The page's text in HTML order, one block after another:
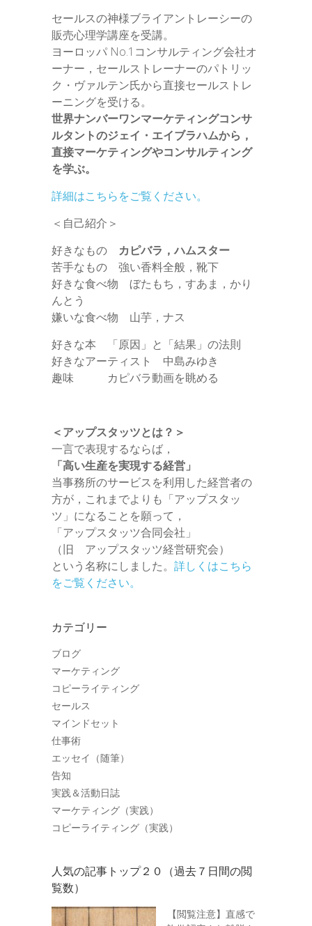
セールスの神様ブライアントレーシーの
販売心理学講座を受講。
ヨーロッパ No.1コンサルティング会社オ
ーナー，セールストレーナーのパトリッ
ク・ヴァルテン氏から直接セールストレ
ーニングを受ける。
世界ナンバーワンマーケティングコンサ
ルタントのジェイ・エイブラハムから，
直接マーケティングやコンサルティング
を学ぶ。
詳細はこちらをご覧ください。
＜自己紹介＞
好きなもの カピバラ，ハムスター
苦手なもの 強い香料全般，靴下
好きな食べ物 ぼたもち，すあま，かり
んとう
嫌いな食べ物 山芋，ナス
好きな本 「原因」と「結果」の法則
好きなアーティスト 中島みゆき
趣味 カピバラ動画を眺める
＜アップスタッツとは？＞
一言で表現するならば，
「高い生産を実現する経営」
当事務所のサービスを利用した経営者の
方が，これまでよりも「アップスタッ
ツ」になることを願って，
「アップスタッツ合同会社」
（旧 アップスタッツ経営研究会）
という名称にしました。 詳しくはこちら
をご覧ください。
カテゴリー
ブログ
マーケティング
コピーライティング
セールス
マインドセット
仕事術
エッセイ（随筆）
告知
実践＆活動日誌
マーケティング（実践）
コピーライティング（実践）
人気の記事トップ２０（過去７日間の閲
覧数）
【閲覧注意】直感で